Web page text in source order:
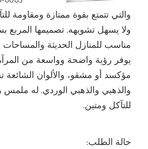
والتي تتمتع بقوة ممتازة ومقاومة
ولا يسهل تشويهه. تصميمها المربع
مناسب للمنازل الحديثة والمساحات
يوفر رؤية واضحة وواسعة من
مؤكسد أو مشقو، والألوان الشائعة
والذهبي والذهبي الوردي. له
للتآكل ومتين.
حالة الطلب: